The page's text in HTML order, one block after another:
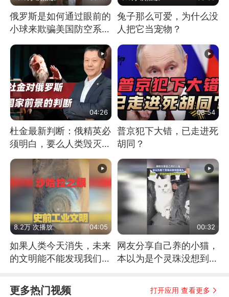
俄罗斯是如何通过眼前的
小球来欺骗美国防空系统
兔子那么可爱，为什么没
人把它当宠物？
04:26
杜金最新判断：俄精英必
须明白，要么人类毁灭，
要么俄毁灭
08:54
普京犯下大错，已走进死
胡同？
8.2万 次播放 04:05
如果人类今天消失，未来
的文明能不能发现我们存
00:32
网友分享自己养的小猫，
本以为是个灵珠没想到是
更多热门视频 打开应用 查看更多